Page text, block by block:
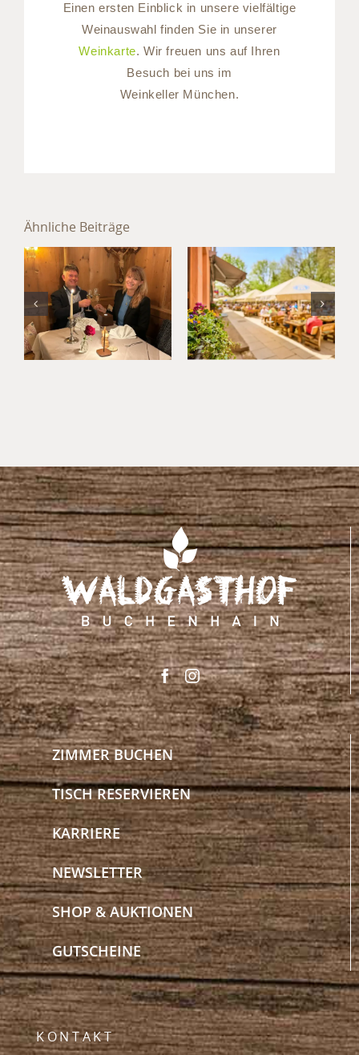
Einen ersten Einblick in unsere vielfältige
Weinauswahl finden Sie in unserer
Weinkarte. Wir freuen uns auf Ihren
Besuch bei uns im
Weinkeller München.
Ähnliche Beiträge
Jahresabschluss
im Hotel
München
Umland
München
Süd: Kultur,
Kulinarik
und
Kurzurlaub
im
ZIMMER BUCHEN
TISCH RESERVIEREN
KARRIERE
NEWSLETTER
SHOP & AUKTIONEN
GUTSCHEINE
KONTAKT